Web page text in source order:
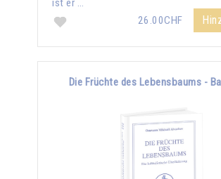
26.00CHF
Die Früchte des Lebensbaums -